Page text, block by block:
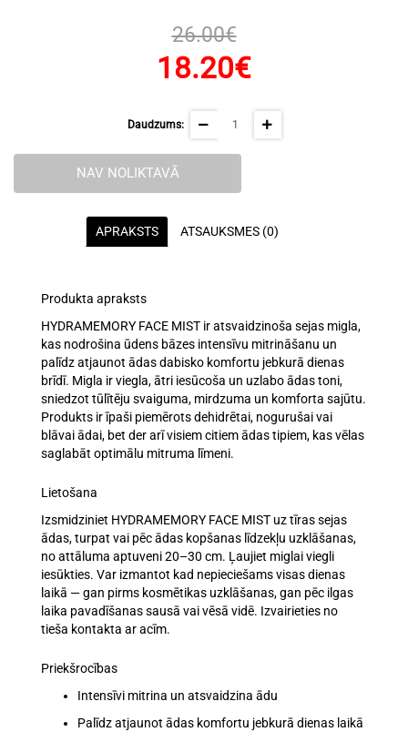
26.00€
18.20€
Daudzums:
NAV NOLIKTAVĀ
APRAKSTS ATSAUKSMES (0)
Produkta apraksts
HYDRAMEMORY FACE MIST iratsvaidzinoša sejas migla,
kas nodrošina ūdens bāzes intensīvu mitrināšanu un
palīdz atjaunot ādas dabisko komfortu jebkurā dienas
brīdī. Migla ir viegla, ātri iesūcoša un uzlabo ādas toni,
sniedzot tūlītēju svaiguma, mirdzuma un komforta sajūtu.
Produkts ir īpaši piemērotsdehidrētai, nogurušai vai
blāvai ādai, bet der arī visiem citiem ādas tipiem, kas vēlas
saglabāt optimālu mitruma līmeni.
Lietošana
Izsmidziniet HYDRAMEMORY FACE MIST uztīras sejas
ādas, turpat vai pēc ādas kopšanas līdzekļu uzklāšanas,
no attāluma aptuveni 20–30 cm. Ļaujiet miglai viegli
iesūkties. Var izmantot kad nepieciešams visas dienas
laikā — gan pirms kosmētikas uzklāšanas, gan pēc ilgas
laika pavadīšanas sausā vai vēsā vidē. Izvairieties no
tieša kontakta ar acīm.
Priekšrocības
Intensīvi mitrina un atsvaidzina ādu
Palīdzatjaunot ādas komfortu jebkurā dienas laikā